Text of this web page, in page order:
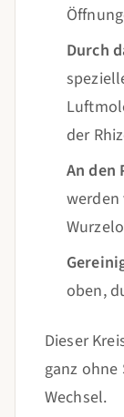
Durch
der
An den
werden
oben,
Dieser
ganz ohne
Wechsel.